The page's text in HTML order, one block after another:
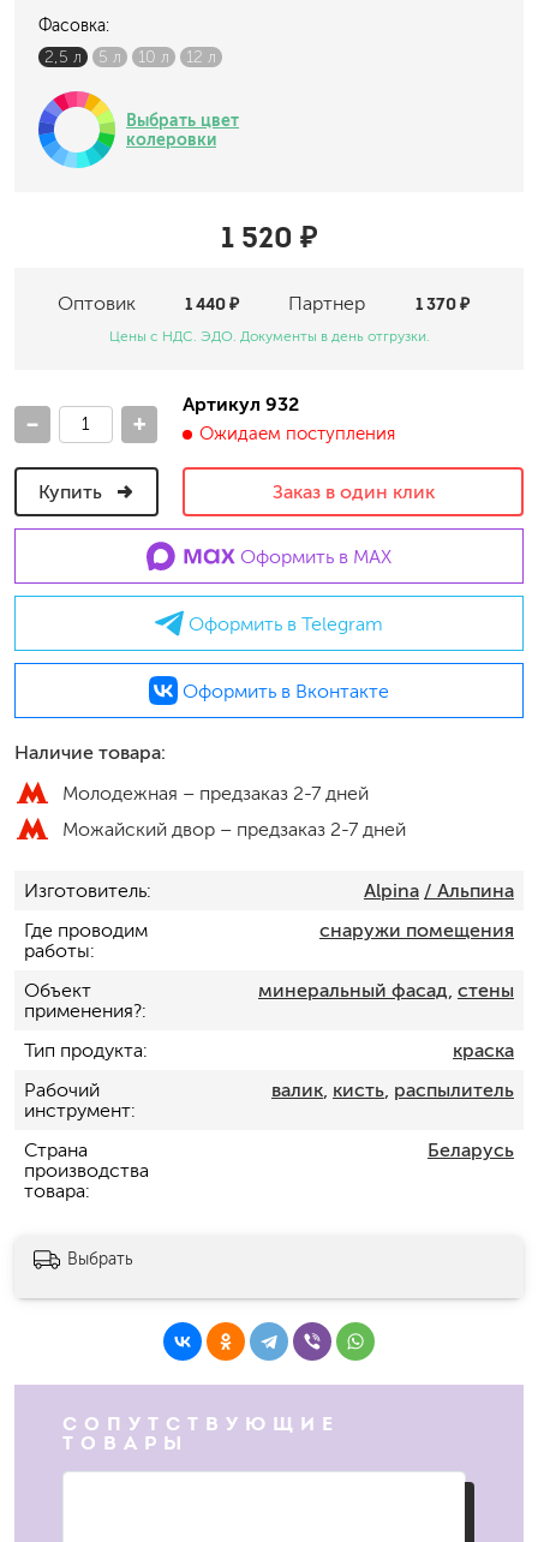
Фасовка:
2,5 л
5 л 10 л 12 л
Выбрать цвет
колеровки
1 520 ₽
Оптовик Партнер
1 440 ₽ 1 370 ₽
Цены с НДС. ЭДО. Документы в день отгрузки.
- +
Артикул 932
Ожидаем поступления
Купить Заказ в один клик
Оформить в MAX
Оформить в Telegram
Оформить в Вконтакте
Наличие товара:
Молодежная – предзаказ 2-7 дней
Можайский двор – предзаказ 2-7 дней
Изготовитель Alpina / Альпина
Где проводим
работы
снаружи помещения
Объект
применения?
минеральный фасад стены
Тип продукта
краска
Рабочий
инструмент
валик, кисть, распылитель
Страна
производства
товара
Беларусь
Выбрать
СОПУТСТВУЮЩИЕ
ТОВАРЫ